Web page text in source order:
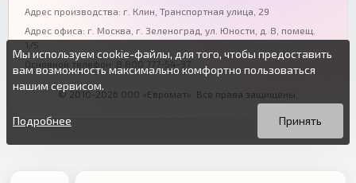
Адрес производства: г. Клин, Транспортная улица, 29
Адрес офиса: г. Москва, г. Зеленоград ул. Юности, д. 8, помещ.
1/5
Основной телефон: 8 800 777-54-37
© 2010-2026 ООО «Евромат». Все права защищены.
Мы используем cookie-файлы, для того, чтобы предоставить
вам возможность максимально комфортно пользоваться
нашим сервисом.
Вы можете подробнее прочитать о cookie-файлах в открытых
источниках или изменить настройки своего браузера.
Продолжая пользоваться данным сайтом без изменения
настроек вы даете согласие на использование ваших cookie-
Принять
Подробнее